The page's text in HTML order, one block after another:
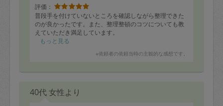
評価：
普段手を付けていないところを確認しながら整理できた
のが良かったです。また、整理整頓のコツについても教
えていただき満足しています。
もっと見る
※依頼者の依頼当時の主観的な感想です。
40代 女性より